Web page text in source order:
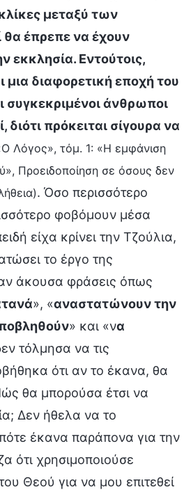
μεταξύ των
έπρεπε να έχουν
εκκλησία. Εντούτοις,
μια διαφορετική εποχή του
συγκεκριμένοι άνθρωποι
διότι πρόκειται σίγουρα να
Λόγος», τόμ. 1: «Η εμφάνιση
Προειδοποίηση σε όσους δεν
. Όσο περισσότερο
φοβόμουν μέσα
είχα κρίνει την Τζούλια,
το έργο της
άκουσα φράσεις όπως
», «αναστατώνουν την
» και «να
τόλμησα να τις
ότι αν το έκανα, θα
θα μπορούσα έτσι να
Δεν ήθελα να το
έκανα παράπονα για την
ότι χρησιμοποιούσε
Θεού για να μου επιτεθεί